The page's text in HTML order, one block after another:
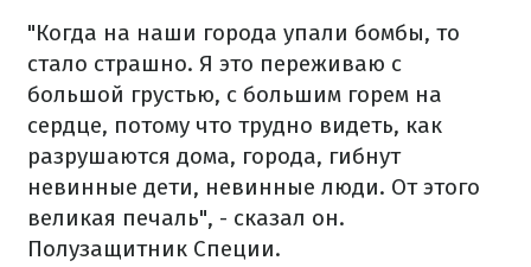
"Когда на наши города упали бомбы, то
стало страшно. Я это переживаю с
большой грустью, с большим горем на
сердце, потому что трудно видеть, как
разрушаются дома, города, гибнут
невинные дети, невинные люди. От этого
великая печаль", - сказал он.
Полузащитник Специи.